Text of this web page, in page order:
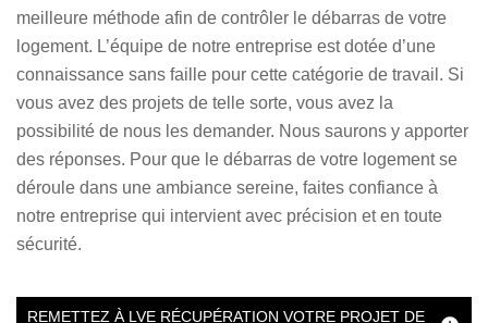
meilleure méthode afin de contrôler le débarras de votre
logement. L’équipe de notre entreprise est dotée d’une
connaissance sans faille pour cette catégorie de travail. Si
vous avez des projets de telle sorte, vous avez la
possibilité de nous les demander. Nous saurons y apporter
des réponses. Pour que le débarras de votre logement se
déroule dans une ambiance sereine, faites confiance à
notre entreprise qui intervient avec précision et en toute
sécurité.
REMETTEZ À LVE RÉCUPÉRATION VOTRE PROJET DE